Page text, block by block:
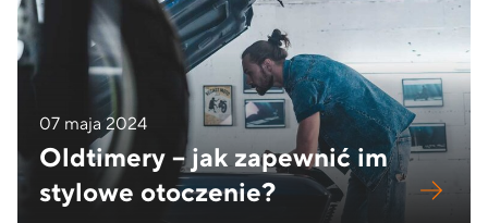
07 maja 2024
Oldtimery – jak zapewnić im
stylowe otoczenie?